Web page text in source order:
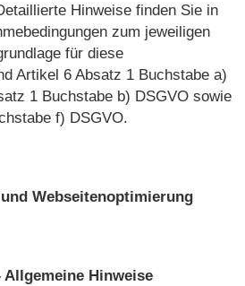
Hinweise finden Sie in
zum jeweiligen
für diese
Artikel 6 Absatz 1 Buchstabe a)
1 Buchstabe b) DSGVO sowie
f) DSGVO.
Webseitenoptimierung
Allgemeine Hinweise